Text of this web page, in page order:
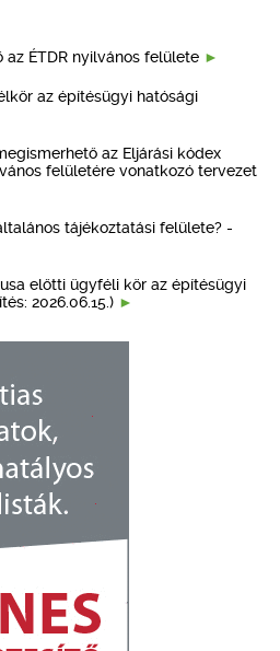
ÉTDR nyilvános felülete
az építésügyi hatósági
az Eljárási kódex
felületére vonatkozó tervezet
tájékoztatási felülete? -
előtti ügyféli kör az építésügyi
2026.06.15.)